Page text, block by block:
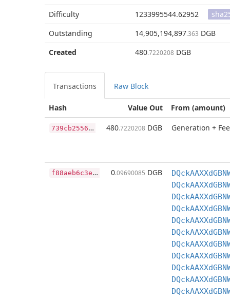
Difficulty 1233995544.62952
Outstanding
14,905,194,897.363 DGB
Created
480.7220208 DGB
Transactions Raw Block
Value Out
Hash From (amount)
7
39cb2556f50ac6c58bdde78a725d3cf7c33e887c92b9616a85c18d967a5f6c6 480.7220208 DGB Generation +
f
88aeb6c3e21257ae6bed41638270b91d2f031abb98a96831cda2510aa5b971b 0.09690085 DGB